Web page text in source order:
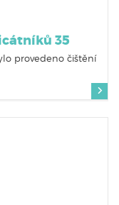
35
provedeno čištění